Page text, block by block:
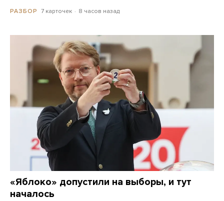
РАЗБОР 7 карточек 8 часов назад
«Яблоко» допустили на выборы, и тут
началось